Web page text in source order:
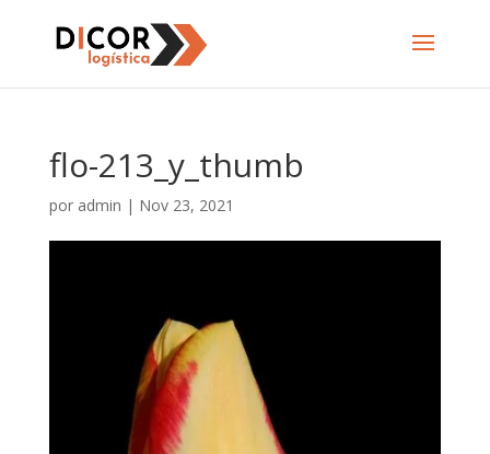
flo-213_y_thumb
por admin | Nov 23, 2021